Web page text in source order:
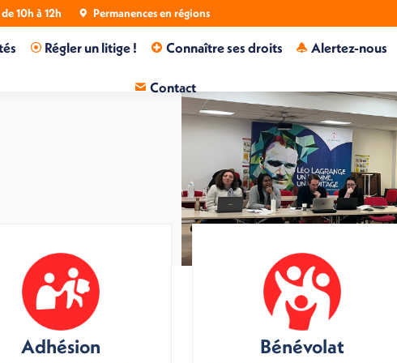
10h à 12h Permanences en régions
Régler un litige ! Connaître ses droits Alertez-nous
Contact
Adhésion Bénévolat